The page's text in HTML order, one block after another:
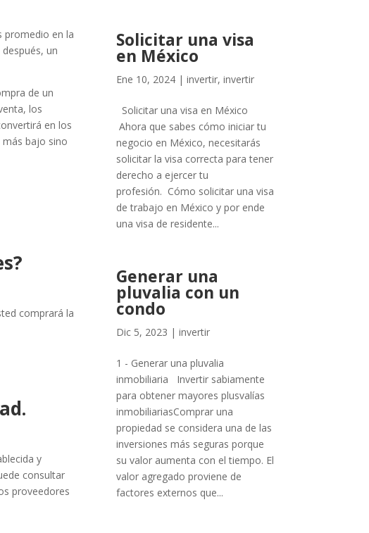
promedio en la
un
de un
los
en los
bajo sino
comprará la
y
consultar
proveedores
Solicitar una visa
en México
Ene 10, 2024 |invertir,invertir
Solicitar una visa en México
Ahora que sabes cómo iniciar tu
negocio en México, necesitarás
solicitar la visa correcta para tener
derecho a ejercer tu
profesión. Cómo solicitar una visa
de trabajo en México y por ende
una visa de residente...
Generar una
pluvalia con un
condo
Dic 5, 2023 |invertir
1 - Generar una pluvalia
inmobiliaria Invertir sabiamente
para obtener mayores plusvalías
inmobiliariasComprar una
propiedad se considera una de las
inversiones más seguras porque
su valor aumenta con el tiempo. El
valor agregado proviene de
factores externos que...